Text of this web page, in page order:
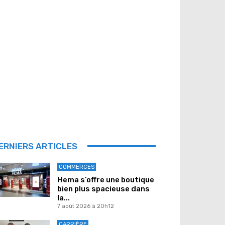
ARTICLES
COMMERCES
Hema s’offre une boutique
bien plus spacieuse dans
la...
7 août 2026 à 20h12